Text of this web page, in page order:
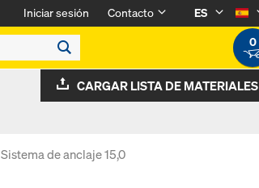
Iniciar sesión Contacto
ES
0
CARGAR LISTA DE MATERIALES
Sistema de anclaje 15,0